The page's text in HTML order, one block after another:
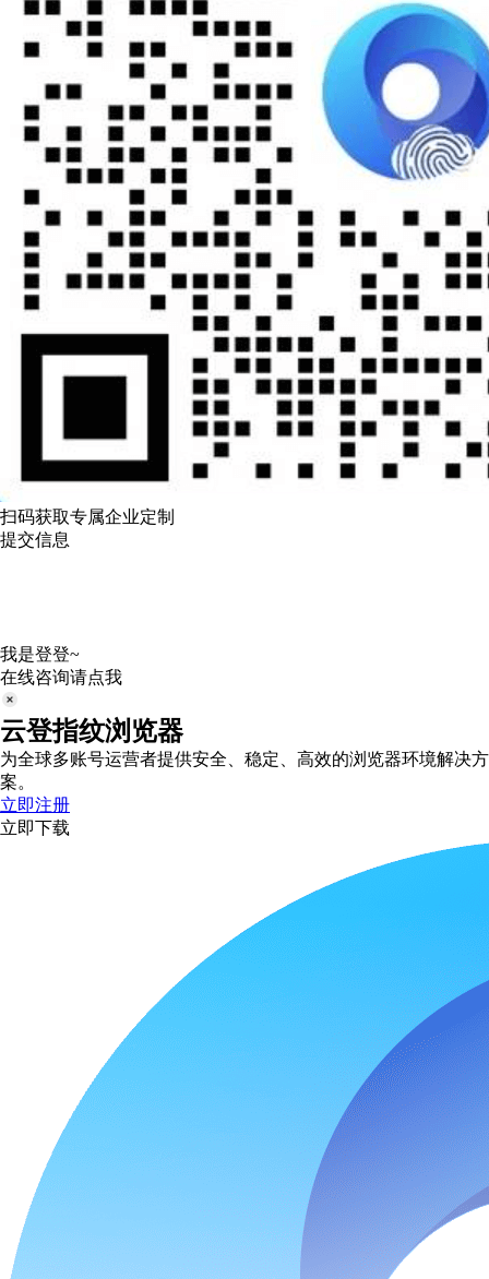
扫码获取专属企业定制
提交信息
我是登登~
在线咨询请点我
云登指纹浏览器
为全球多账号运营者提供安全、稳定、高效的浏览器环境解决方
案。
立即注册
立即下载